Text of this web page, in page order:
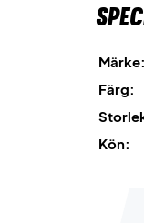
Märke:
Färg:
Kön: